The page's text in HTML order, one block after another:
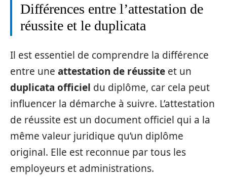
Différences entre l’attestation de
réussite et le duplicata
Il est essentiel de comprendre la différence
entre une attestation de réussite et un
duplicata officiel du diplôme, car cela peut
influencer la démarche à suivre. L’attestation
de réussite est un document officiel qui a la
même valeur juridique qu’un diplôme
original. Elle est reconnue par tous les
employeurs et administrations.